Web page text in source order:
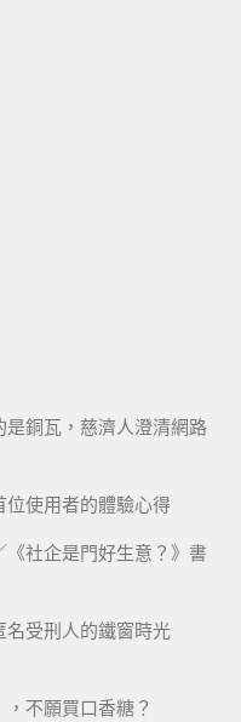
銅瓦，慈濟人澄清網路
位使用者的體驗心得
《社企是門好生意？》書
名受刑人的鐵窗時光
不願買口香糖？